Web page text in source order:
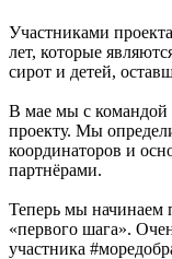
Участниками
лет, которые
сирот и детей,
В мае мы с командой
проекту. Мы
координаторов и
партнёрами.
Теперь мы начинаем
«первого шага».
участника